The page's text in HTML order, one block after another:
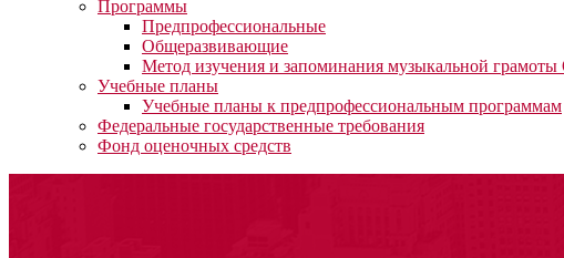
Программы
Предпрофессиональные
Общеразвивающие
Метод изучения и запоминания музыкальной
Учебные планы
Учебные планы к предпрофессиональным программам
Федеральные государственные требования
Фонд оценочных средств